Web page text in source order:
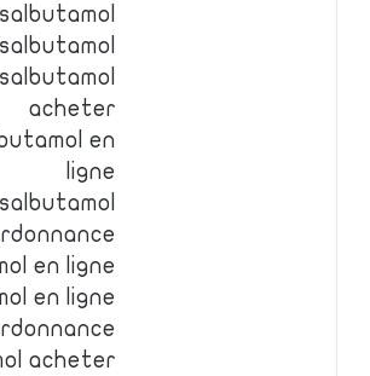
acheter
en
ligne
en ligne
en ligne
acheter